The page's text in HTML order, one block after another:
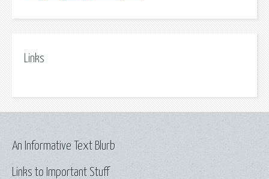
Links
Links to Important Stuff
An Informative Text Blurb